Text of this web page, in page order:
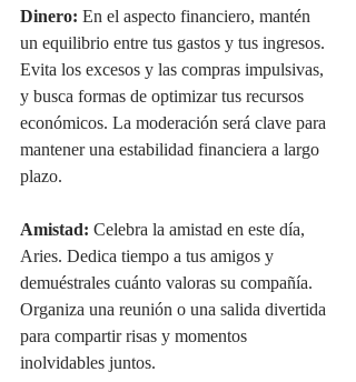
Dinero: En el aspecto financiero, mantén
un equilibrio entre tus gastos y tus ingresos.
Evita los excesos y las compras impulsivas,
y busca formas de optimizar tus recursos
económicos. La moderación será clave para
mantener una estabilidad financiera a largo
plazo.
Amistad: Celebra la amistad en este día,
Aries. Dedica tiempo a tus amigos y
demuéstrales cuánto valoras su compañía.
Organiza una reunión o una salida divertida
para compartir risas y momentos
inolvidables juntos.